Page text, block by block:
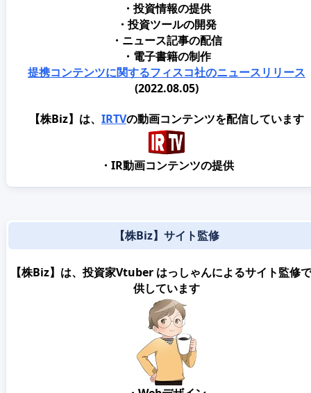
・投資情報の提供
・投資ツールの開発
・ニュース記事の配信
・電子書籍の制作
提携コンテンツに関するフィスコ社のニュースリリース
(2022.08.05)
【株Biz】は、 IRTVの動画コンテンツを配信しています
・IR動画コンテンツの提供
【株Biz】サイト監修
【株Biz】は、投資家Vtuber はっしゃんによるサイト監修
供しています